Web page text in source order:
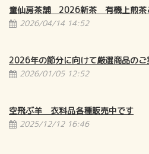
童仙房茶舗 2026新茶 有機上煎茶
2026/04/14 14:52
2026年の節分に向けて厳選商品のご
2026/01/05 12:52
空飛ぶ羊 衣料品各種販売中です
2025/12/12 16:46